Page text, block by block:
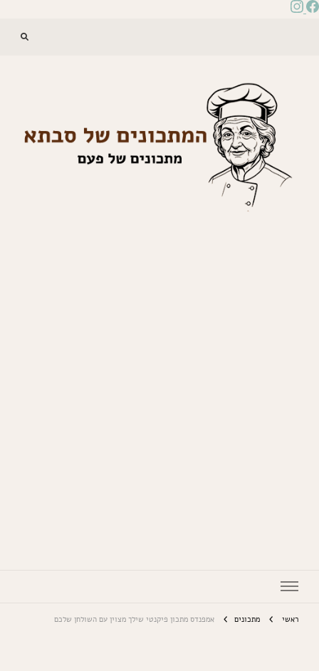
ראשי מתכונים אמפנדס מתכון פיקנטי שילך מצוין עם השולחן שלכם